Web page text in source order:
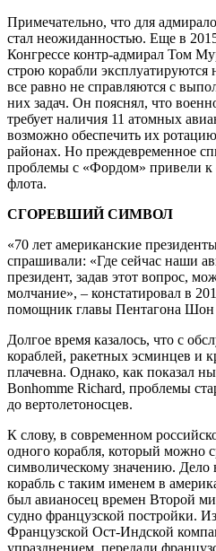
Примечательно, что для
стал неожиданностью. Еще в
Конгрессе контр-адмирал Том
строю корабли эксплуатируются
все равно не справляются с
них задач. Он пояснял, что
требует наличия 11 атомных
возможно обеспечить их
районах. Но преждевременное
проблемы с «Фордом» привели к
флота.
СГОРЕВШИЙ СИМВОЛ
«70 лет американские
спрашивали: «Где сейчас наши
президент, задав этот вопрос,
молчание», – констатировал в
помощник главы Пентагона Шон
Долгое время казалось, что с
кораблей, ракетных эсминцев и
плачевна. Однако, как показал
Bonhomme Richard, проблемы
до вертолетоносцев.
К слову, в современном
одного корабля, который можно
символическому значению. Дело
корабль с таким именем в
был авианосец времен Второй
судно французской постройки.
Французской Ост-Индской
упразднением, передали